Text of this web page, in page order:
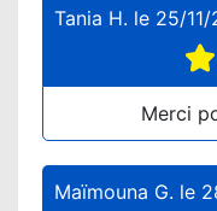
Tania H. le 25/
Merci
Maïmouna G. le